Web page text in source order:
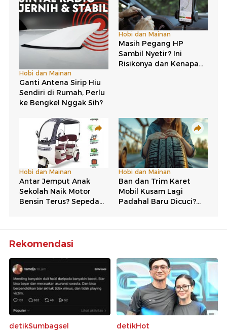
Rekomendasi
detikSumbagsel
detikHot